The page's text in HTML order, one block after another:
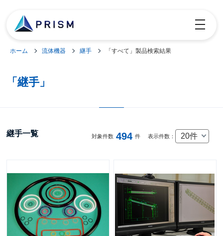
toggle
ホーム 流体機器 継手 「すべて」製品検索結果
「継手」
継手一覧 対象件数 494 件 表示件数： 20件